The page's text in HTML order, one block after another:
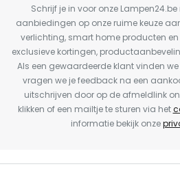
Schrijf je in voor onze
aanbiedingen op onze ruime keuze
verlichting, smart home producten
exclusieve kortingen,
Als een gewaardeerde klant vinden
vragen we je feedback na een
uitschrijven door op de afmeldlink
klikken of een mailtje te sturen via het
informatie bekijk onze